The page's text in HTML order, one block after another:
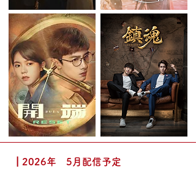
A-TEEN
A-TEEN 2
一度行ってきました
冬鳥
炎の中へ
パク・シフ&ヒチョルの旅するわんこ
恋人づくり～Seeking Love～
愛は誰にも止められない
ベストカップル
よくできました！
運勢ロマンス
オリジナルエンディング
イノセント・ラブ～Smile 4 Me～
ヒミツな恋愛ゲーム
┃2026年 5月配信予定